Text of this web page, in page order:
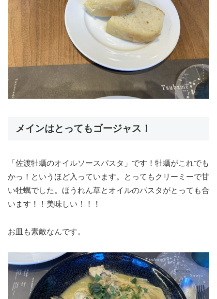
メインはとってもゴージャス！
「佐渡牡蠣のオイルソースパスタ」です！牡蠣がこれでも
かっ！というほど入っています。とってもクリーミーで甘
い牡蠣でした。ほうれん草とオイルのパスタがとっても合
います！！美味しい！！！
お皿も素敵なんです。